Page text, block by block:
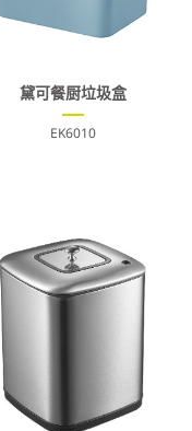
黛可餐厨垃圾盒
EK6010